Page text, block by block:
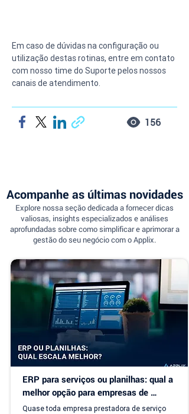
Em caso de dúvidas na configuração ou
utilização destas rotinas, entre em contato
com nosso time do Suporte pelos nossos
canais de atendimento.
156
Acompanhe as últimas novidades
Explore nossa seção dedicada a fornecer dicas
valiosas, insights especializados e análises
aprofundadas sobre como simplificar e aprimorar a
gestão do seu negócio com o Applix.
ERP para serviços ou planilhas: qual a
melhor opção para empresas de
serviço?
Quase toda empresa prestadora de serviço